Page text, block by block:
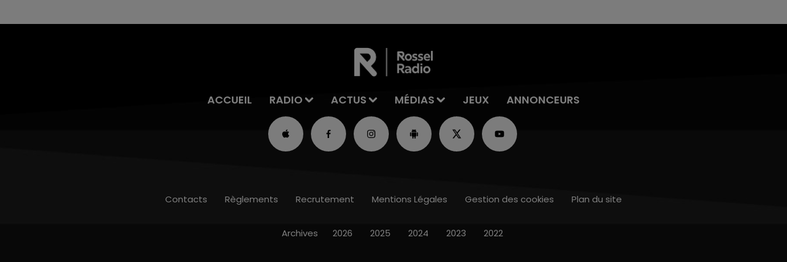
ACCUEIL RADIO ACTUS MÉDIAS JEUX ANNONCEURS
Contacts Règlements Recrutement Mentions Légales Gestion des cookies Plan du site
Archives 2026 2025 2024 2023 2022